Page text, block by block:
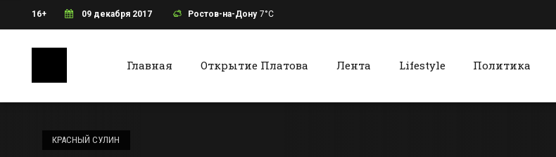
16+ 09 декабря 2017 Ростов-на-Дону 7°C
Главная Открытие Платова Лента Lifestyle Политика
КРАСНЫЙ СУЛИН